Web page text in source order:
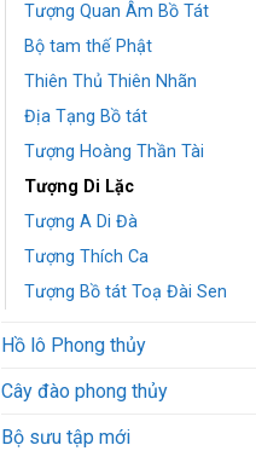
Tượng Quan Âm Bồ Tát
Bộ tam thế Phật
Thiên Thủ Thiên Nhãn
Địa Tạng Bồ tát
Tượng Hoàng Thần Tài
Tượng Di Lặc
Tượng A Di Đà
Tượng Thích Ca
Tượng Bồ tát Toạ Đài Sen
Hồ lô Phong thủy
Cây đào phong thủy
Bộ sưu tập mới